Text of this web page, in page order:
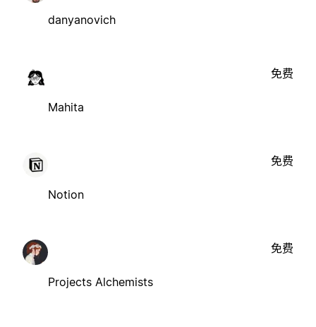
danyanovich
Mahita
免费
Notion
免费
Projects Alchemists
免费